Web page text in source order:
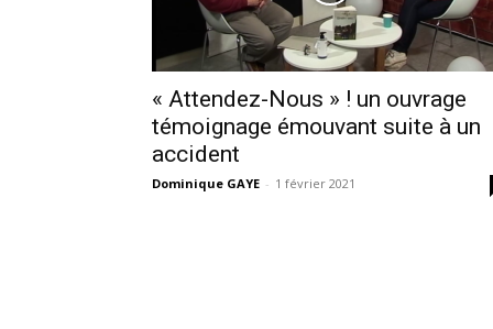
« Attendez-Nous » ! un ouvrage
témoignage émouvant suite à un
accident
Dominique GAYE - 1 février 2021